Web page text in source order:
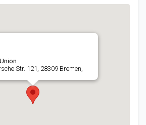
Str. 121, 28309 Bremen,